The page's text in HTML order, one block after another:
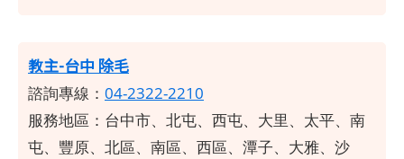
教主-台中 除毛
諮詢專線： 04-2322-2210
服務地區：台中市、北屯、西屯、大里、太平、南
屯、豐原、北區、南區、西區、潭子、大雅、沙